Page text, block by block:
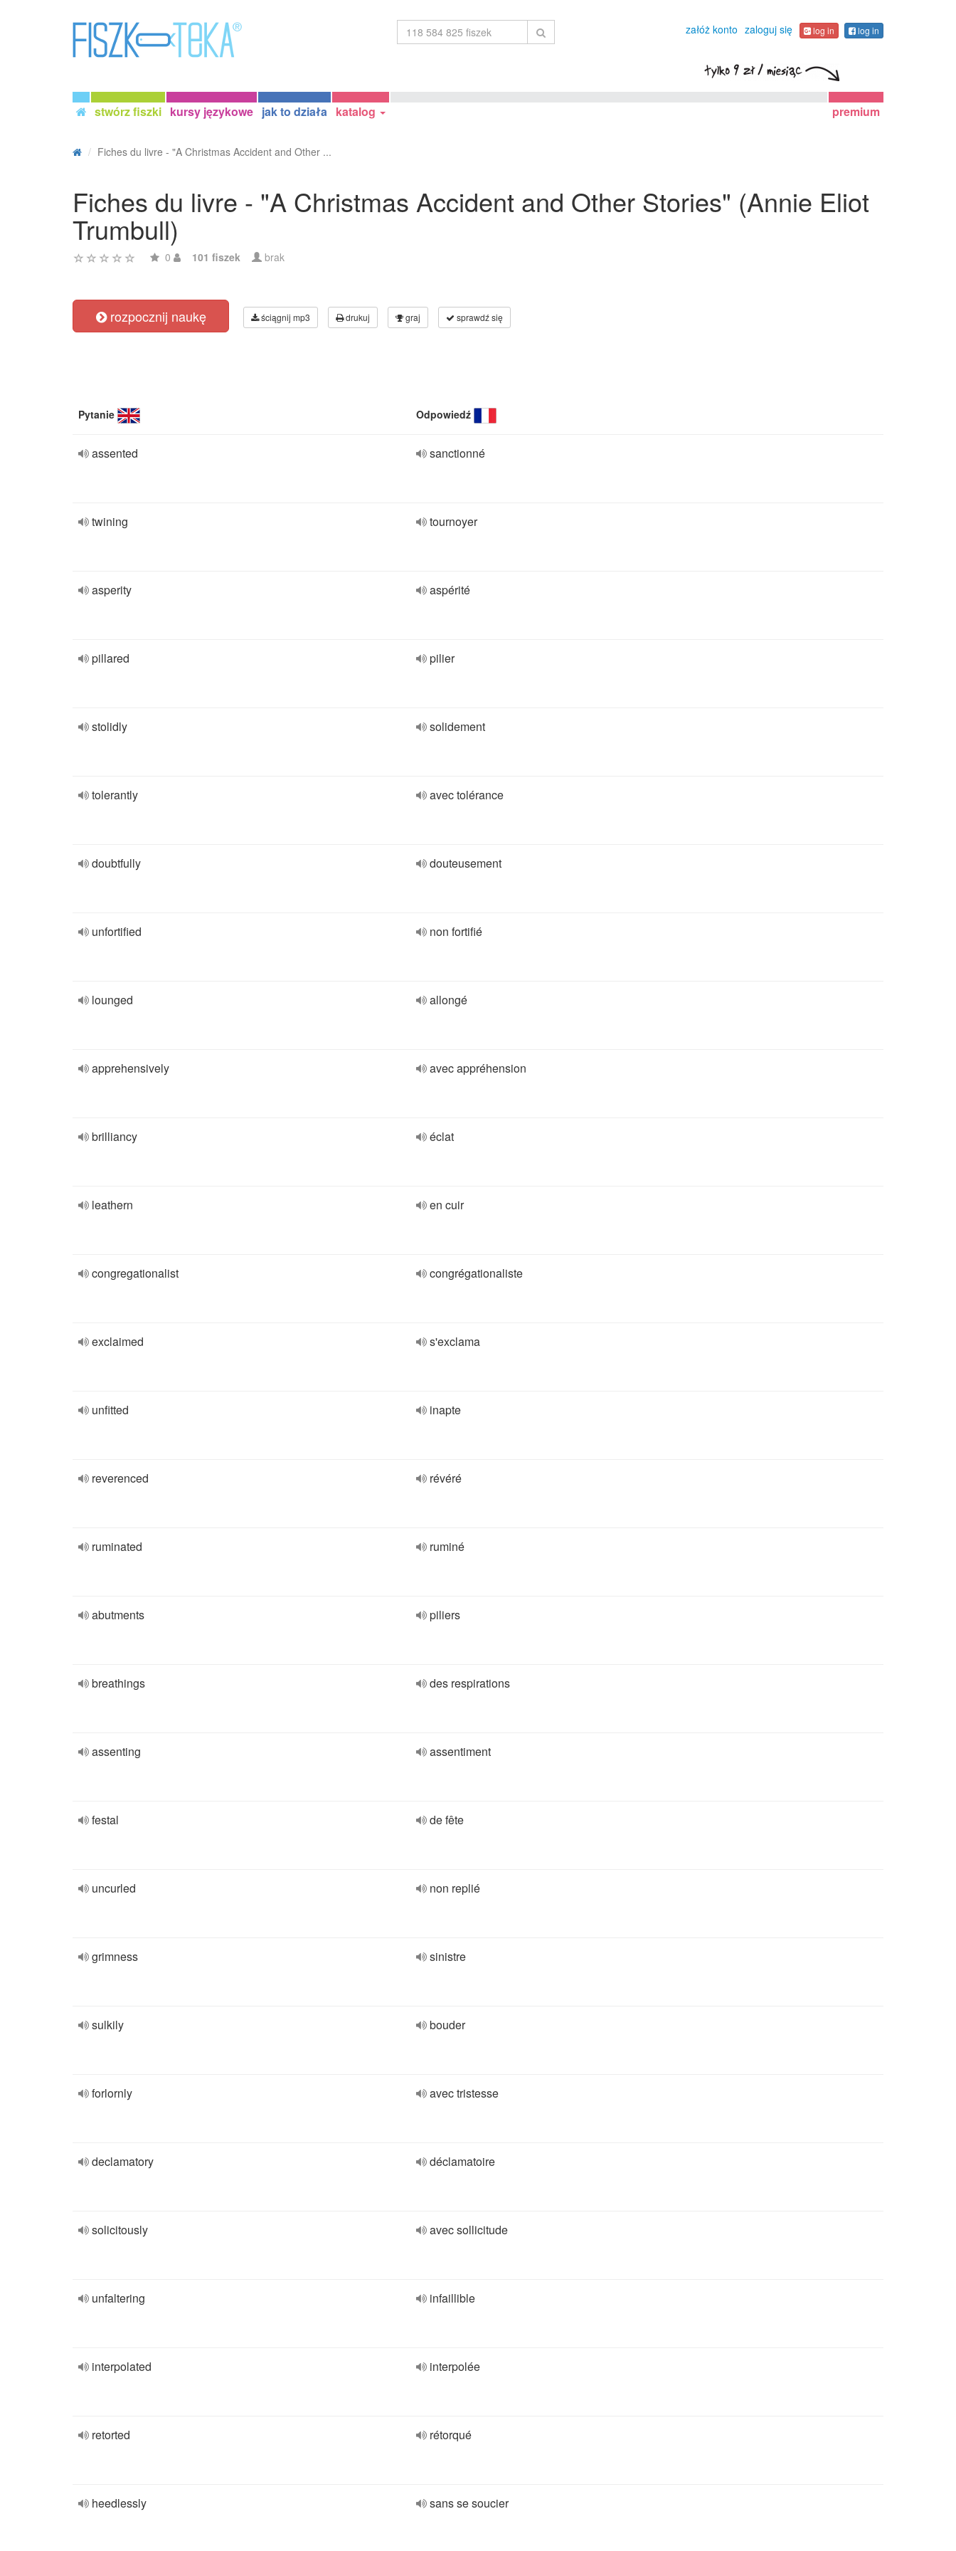
załóż konto zaloguj się log in log in
stwórz fiszki kursy językowe jak to działa katalog premium
Fiches du livre - "A Christmas Accident and Other ...
Fiches du livre - "A Christmas Accident and Other Stories" (Annie Eliot
Trumbull)
0 101 fiszek brak
rozpocznij naukę ściągnij mp3 drukuj graj sprawdź się
Pytanie Odpowiedź
assented sanctionné
twining tournoyer
asperity aspérité
pillared pilier
stolidly solidement
tolerantly avec tolérance
doubtfully douteusement
unfortified non fortifié
lounged allongé
apprehensively avec appréhension
brilliancy éclat
leathern en cuir
congregationalist congrégationaliste
exclaimed s'exclama
unfitted inapte
reverenced révéré
ruminated ruminé
abutments piliers
breathings des respirations
assenting assentiment
festal de fête
uncurled non replié
grimness sinistre
sulkily bouder
forlornly avec tristesse
declamatory déclamatoire
solicitously avec sollicitude
unfaltering infaillible
interpolated interpolée
retorted rétorqué
heedlessly sans se soucier